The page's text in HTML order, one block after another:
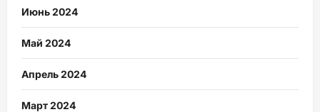
Июнь 2024
Май 2024
Апрель 2024
Март 2024